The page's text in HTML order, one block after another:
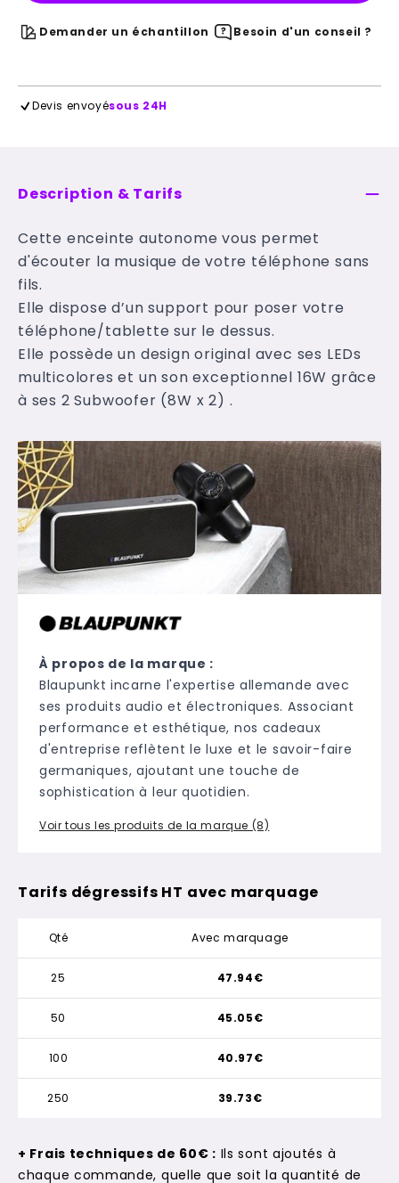
Demander un échantillon Besoin d'un conseil ?
Devis envoyésous 24H
Description & Tarifs
Cette enceinte autonome vous permet
d'écouter la musique de votre téléphone sans
fils.
Elle dispose d’un support pour poser votre
téléphone/tablette sur le dessus.
Elle possède un design original avec ses LEDs
multicolores et un son exceptionnel 16W grâce
à ses 2 Subwoofer (8W x 2) .
À propos de la marque :
Blaupunkt incarne l'expertise allemande avec
ses produits audio et électroniques. Associant
performance et esthétique, nos cadeaux
d'entreprise reflètent le luxe et le savoir-faire
germaniques, ajoutant une touche de
sophistication à leur quotidien.
Voir tous les produits de la marque (8)
Tarifs dégressifs HT avec marquage
Qté Avec marquage
25
50
100
250
47.94€
45.05€
40.97€
39.73€
+ Frais techniques de 60€ : Ils sont ajoutés à
chaque commande, quelle que soit la quantité de